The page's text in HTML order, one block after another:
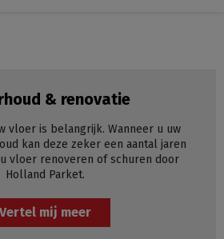
& renovatie
vloer is belangrijk. Wanneer u uw
kan deze zeker een aantal jaren
vloer renoveren of schuren door
Holland Parket.
Vertel mij meer